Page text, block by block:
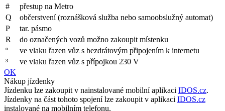
#
přestup na Metro
Q
občerstvení (roznášková služba nebo samoobslužný automat)
P
tar. pásmo
R
do označených vozů možno zakoupit místenku
º
ve vlaku řazen vůz s bezdrátovým připojením k internetu
³
ve vlaku řazen vůz s přípojkou 230 V
OK
Nákup jízdenky
Jízdenku lze zakoupit v nainstalované mobilní aplikaci IDOS.cz.
Jízdenky na část tohoto spojení lze zakoupit v aplikaci IDOS.cz
instalované na mobilním telefonu.